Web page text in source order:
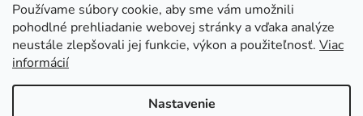
Používame súbory cookie, aby sme vám umožnili
pohodlné prehliadanie webovej stránky a vďaka analýze
neustále zlepšovali jej funkcie, výkon a použiteľnosť. Viac
informácií
Nastavenie
Facebook